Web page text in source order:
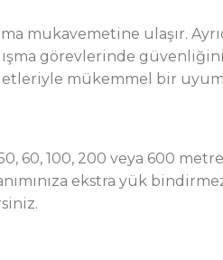
mukavemetine ulaşır.
görevlerinde
mükemmel bir uyum
100, 200 veya 600
ekstra yük